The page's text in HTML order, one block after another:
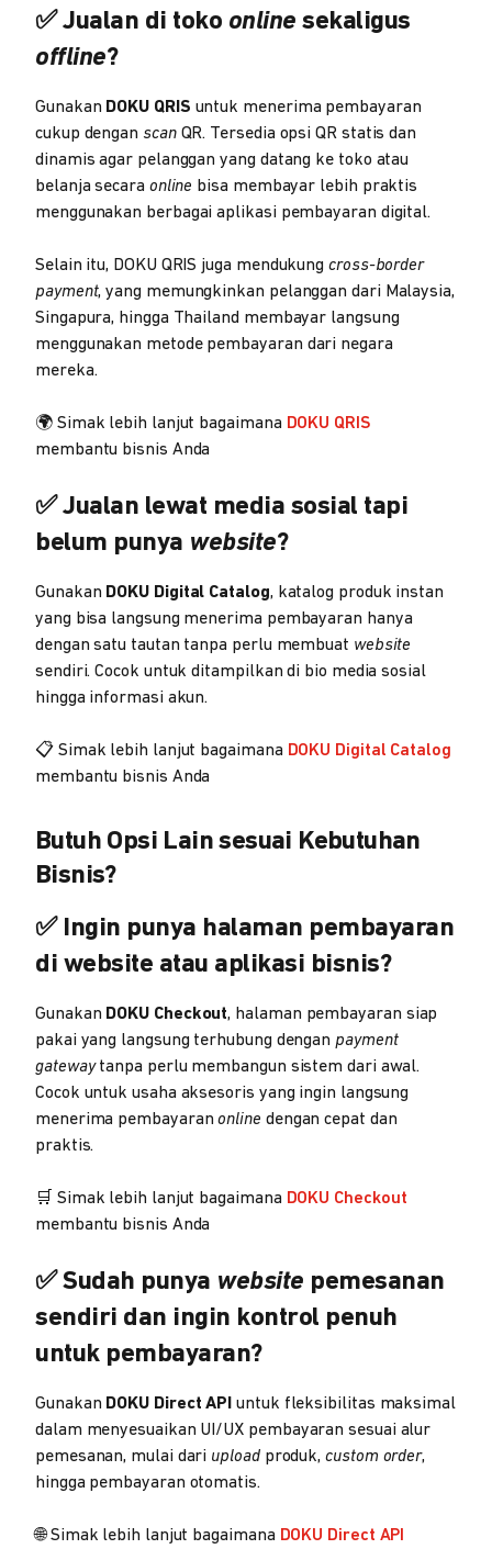
✅ Jualan di toko online sekaligus
offline?
Gunakan DOKU QRIS untuk menerima pembayaran
cukup dengan scanQR. Tersedia opsi QR statis dan
dinamis agar pelanggan yang datang ke toko atau
belanja secara online bisa membayar lebih praktis
menggunakan berbagai aplikasi pembayaran digital.
Selain itu, DOKU QRIS juga mendukungcross-border
payment, yang memungkinkan pelanggan dari Malaysia,
Singapura, hingga Thailand membayar langsung
menggunakan metode pembayaran dari negara
mereka.
🌍 Simak lebih lanjut bagaimana DOKU QRIS
membantu bisnis Anda
✅ Jualan lewat media sosial tapi
belum punya website?
Gunakan DOKU Digital Catalog, katalog produk instan
yang bisa langsung menerima pembayaran hanya
dengan satu tautan tanpa perlu membuat website
sendiri. Cocok untuk ditampilkan di bio media sosial
hingga informasi akun.
📋 Simak lebih lanjut bagaimana DOKU Digital Catalog
membantu bisnis Anda
Butuh Opsi Lain sesuai Kebutuhan
Bisnis?
✅ Ingin punya halaman pembayaran
di website atau aplikasi bisnis?
Gunakan DOKU Checkout, halaman pembayaran siap
pakai yang langsung terhubung dengan payment
gatewaytanpa perlu membangun sistem dari awal.
Cocok untuk usaha aksesoris yang ingin langsung
menerima pembayaranonline dengan cepat dan
praktis.
🛒 Simak lebih lanjut bagaimana DOKU Checkout
membantu bisnis Anda
✅ Sudah punya website pemesanan
sendiri dan ingin kontrol penuh
untuk pembayaran?
Gunakan DOKU Direct API untuk fleksibilitas maksimal
dalam menyesuaikan UI/UX pembayaran sesuai alur
pemesanan, mulai dari uploadproduk,custom order,
hingga pembayaran otomatis.
🌐 Simak lebih lanjut bagaimana DOKU Direct API